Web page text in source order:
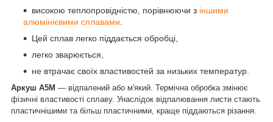
високою теплопровідністю, порівнюючи з іншими
алюмінієвими сплавами
Цей сплав легко піддається обробці,
легко зварюється,
не втрачає своїх властивостей за низьких температур.
Аркуш А5М — відпалений або м'який. Термічна обробка змінює
фізичні властивості сплаву. Унаслідок відпалювання листи стають
пластичнішими та більш пластичними, краще піддаються різання.